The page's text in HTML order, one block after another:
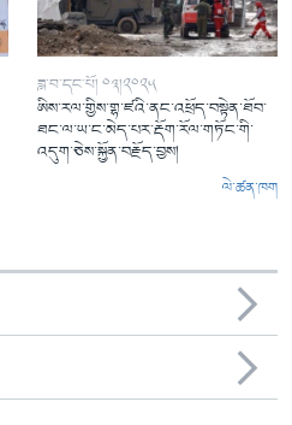
ཟླ་བ་དང་པོ། ༠༣།༢༠༢༥
ཨིས་རལ་གྱིས་གྷ་ཛའི་ནང་འཕྲོད་བསྟེན་ཐོབ་
ཐང་ལ་ཡ་ང་མེད་པར་རྡོག་རོལ་གཏོང་གི་
འདུག་ཅེས་སྐྱོན་བརྗོད་བྱས།
ལེ་ཚན་ཁག